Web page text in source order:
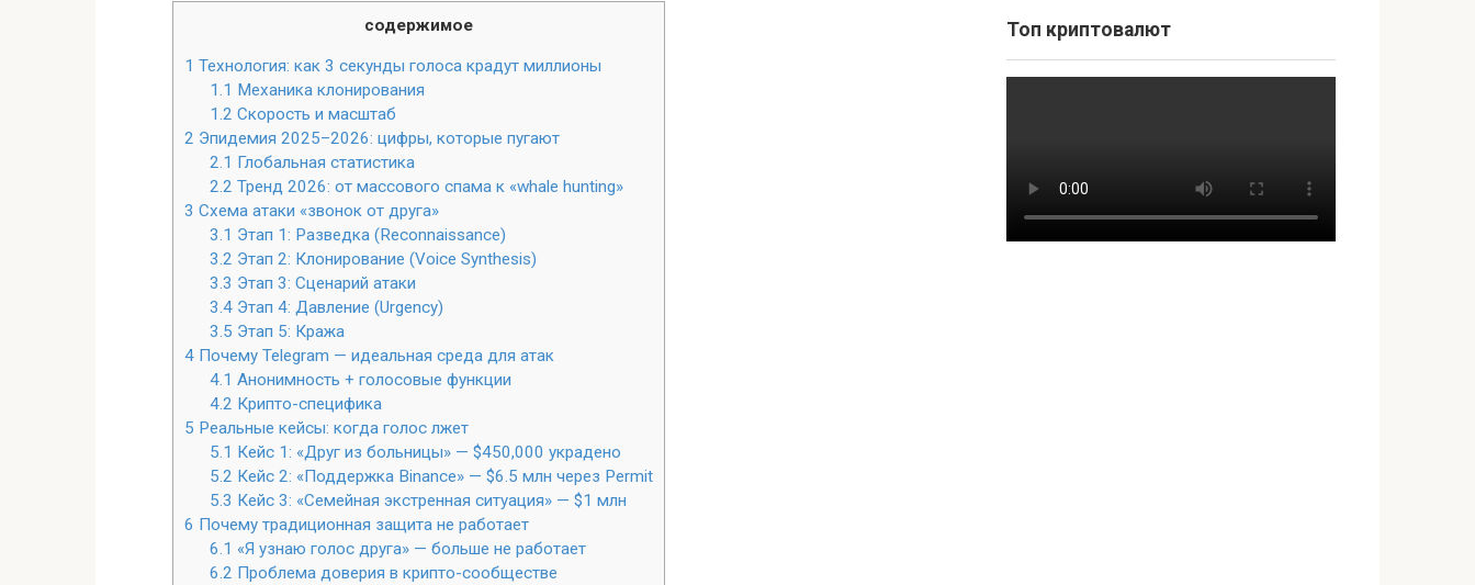
содержимое
1 Технология: как 3 секунды голоса крадут миллионы
1.1 Механика клонирования
1.2 Скорость и масштаб
2 Эпидемия 2025–2026: цифры, которые пугают
2.1 Глобальная статистика
2.2 Тренд 2026: от массового спама к «whale hunting»
3 Схема атаки «звонок от друга»
3.1 Этап 1: Разведка (Reconnaissance)
3.2 Этап 2: Клонирование (Voice Synthesis)
3.3 Этап 3: Сценарий атаки
3.4Этап 4: Давление (Urgency)
3.5 Этап 5: Кража
4 Почему Telegram — идеальная среда для атак
4.1 Анонимность + голосовые функции
4.2 Крипто-специфика
5 Реальные кейсы: когда голос лжет
5.1 Кейс 1: «Друг из больницы» — $450,000 украдено
5.2 Кейс 2: «Поддержка Binance» — $6.5 млн через Permit
5.3 Кейс 3: «Семейная экстренная ситуация» — $1 млн
6 Почему традиционная защита не работает
6.1 «Я узнаю голос друга» — больше не работает
6.2 Проблема доверия в крипто-сообществе
Топ криптовалют